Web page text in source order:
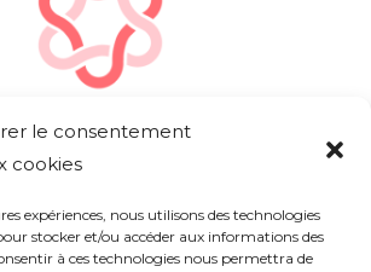
le consentement
cookies
expériences, nous utilisons des technologies
stocker et/ou accéder aux informations des
à ces technologies nous permettra de